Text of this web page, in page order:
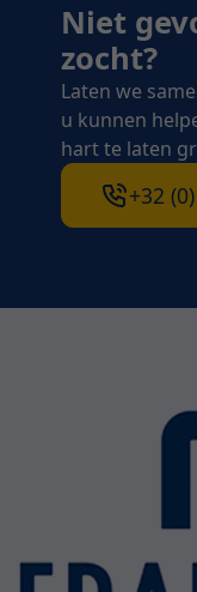
Niet
zocht?
Laten we
u kunnen
hart te laten
+32